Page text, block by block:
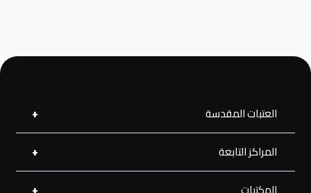
العتبات المقدسة
العتبة العلوية المقدسة
العتبة الحسينية المقدسة
المراكز التابعة